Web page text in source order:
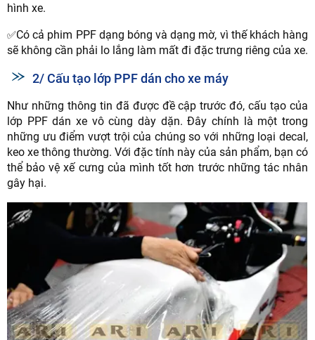
hình xe.
✅Có cả phim PPF dạng bóng và dạng mờ, vì thế khách hàng
sẽ không cần phải lo lắng làm mất đi đặc trưng riêng của xe.
2/ Cấu tạo lớp PPF dán cho xe máy
Như những thông tin đã được đề cập trước đó, cấu tạo của
lớp PPF dán xe vô cùng dày dặn. Đây chính là một trong
những ưu điểm vượt trội của chúng so với những loại decal,
keo xe thông thường. Với đặc tính này của sản phẩm, bạn có
thể bảo vệ xế cưng của mình tốt hơn trước những tác nhân
gây hại.